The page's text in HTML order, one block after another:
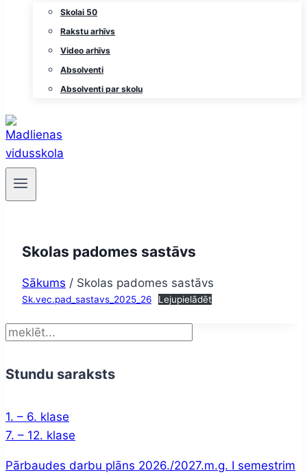
Skolai 50
Rakstu arhīvs
Video arhīvs
Absolventi
Absolventi par skolu
Skolas padomes sastāvs
Sākums / Skolas padomes sastāvs
Sk.vec.pad_sastavs_2025_26 Lejupielādēt
Meklēt
Stundu saraksts
1. – 6. klase
7. – 12. klase
Pārbaudes darbu plāns 2026./2027.m.g. I semestrim